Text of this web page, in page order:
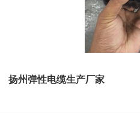
扬州弹性电缆生产厂家